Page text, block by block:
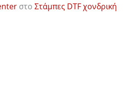
στο Στάμπες DTF χονδρική